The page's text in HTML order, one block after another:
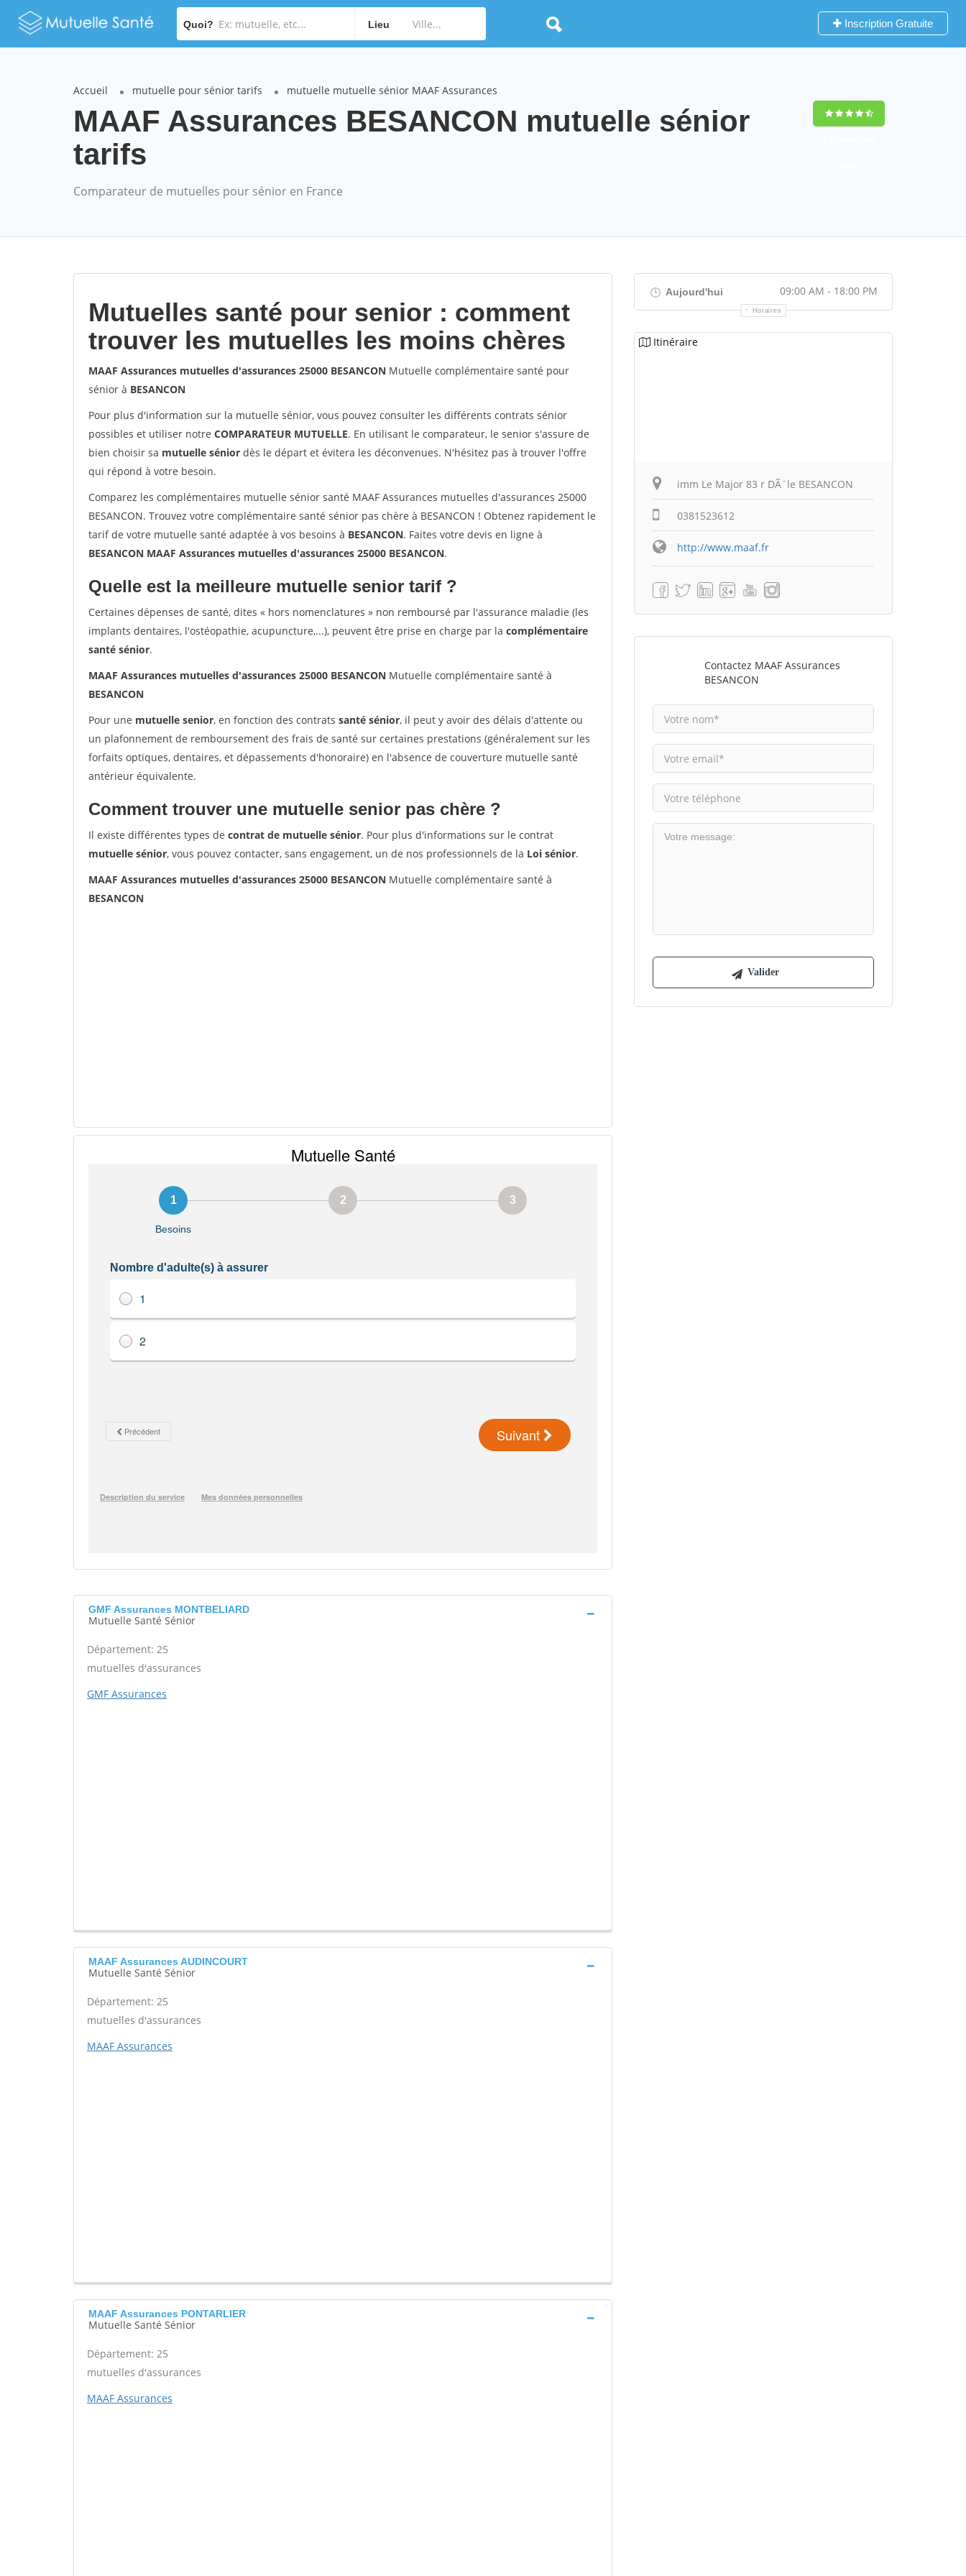
Quoi? Lieu Inscription Gratuite
Accueil mutuelle pour sénior tarifs mutuelle mutuelle sénior MAAF Assurances
MAAF Assurances BESANCON mutuelle sénior
tarifs
Comparateur de mutuelles pour sénior en France
Mutuelles santé pour senior : comment
trouver les mutuelles les moins chères
MAAF Assurances mutuelles d'assurances 25000 BESANCON Mutuelle complémentaire santé pour
sénior à BESANCON
Pour plus d'information sur la mutuelle sénior, vous pouvez consulter les différents contrats sénior
possibles et utiliser notre COMPARATEUR MUTUELLE. En utilisant le comparateur, le senior s'assure de
bien choisir sa mutuelle sénior dès le départ et évitera les déconvenues. N'hésitez pas à trouver l'offre
qui répond à votre besoin.
Comparez les complémentaires mutuelle sénior santé MAAF Assurances mutuelles d'assurances 25000
BESANCON. Trouvez votre complémentaire santé sénior pas chère à BESANCON ! Obtenez rapidement le
tarif de votre mutuelle santé adaptée à vos besoins à BESANCON. Faites votre devis en ligne à
BESANCON MAAF Assurances mutuelles d'assurances 25000 BESANCON.
Quelle est la meilleure mutuelle senior tarif ?
Certaines dépenses de santé, dites « hors nomenclatures » non remboursé par l'assurance maladie (les
implants dentaires, l'ostéopathie, acupuncture,...), peuvent être prise en charge par la complémentaire
santé sénior.
MAAF Assurances mutuelles d'assurances 25000 BESANCON Mutuelle complémentaire santé à
BESANCON
Pour une mutuelle senior, en fonction des contrats santé sénior, il peut y avoir des délais d'attente ou
un plafonnement de remboursement des frais de santé sur certaines prestations (généralement sur les
forfaits optiques, dentaires, et dépassements d'honoraire) en l'absence de couverture mutuelle santé
antérieur équivalente.
Comment trouver une mutuelle senior pas chère ?
Il existe différentes types de contrat de mutuelle sénior. Pour plus d'informations sur le contrat
mutuelle sénior, vous pouvez contacter, sans engagement, un de nos professionnels de la Loi sénior.
MAAF Assurances mutuelles d'assurances 25000 BESANCON Mutuelle complémentaire santé à
BESANCON
GMF Assurances MONTBELIARD
Mutuelle Santé Sénior
Département: 25
mutuelles d'assurances
GMF Assurances
MAAF Assurances AUDINCOURT
Mutuelle Santé Sénior
Département: 25
mutuelles d'assurances
MAAF Assurances
MAAF Assurances PONTARLIER
Mutuelle Santé Sénior
Département: 25
mutuelles d'assurances
MAAF Assurances
Aujourd'hui 09:00 AM - 18:00 PM
Horaires
Itinéraire
imm Le Major 83 r DÃ´le BESANCON
0381523612
http://www.maaf.fr
Contactez MAAF Assurances
BESANCON